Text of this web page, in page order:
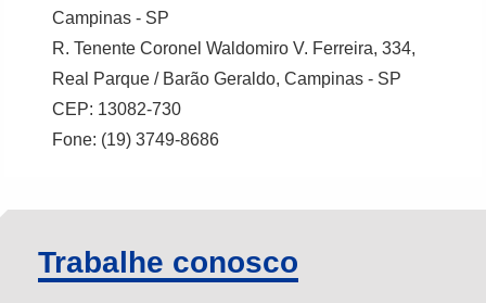
Campinas - SP
R. Tenente Coronel Waldomiro V. Ferreira, 334,
Real Parque / Barão Geraldo, Campinas - SP
CEP: 13082-730
Fone: (19) 3749-8686
Trabalhe conosco